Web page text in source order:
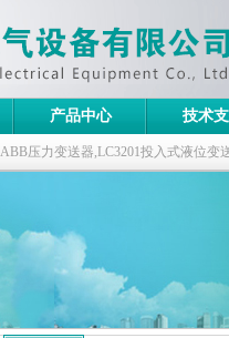
产品中心 技术
压力变送器,LC3201投入式液位